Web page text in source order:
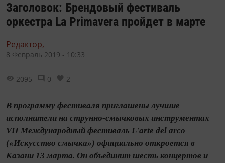
Заголовок: Брендовый фестиваль
оркестра La Primavera пройдет в марте
Редактор,
8 Февраль 2019 - 10:33
2095 0 2
В программу фестиваля приглашены лучшие
исполнители на струнно-смычковых инструментах
VII Международный фестиваль L'arte del arco
(«Искусство смычка») официально откроется в
Казани 13 марта. Он объединит шесть концертов и